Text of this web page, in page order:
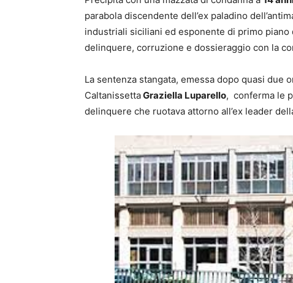
parabola discendente dell’ex paladino
industriali siciliani ed esponente di primo piano
delinquere, corruzione e dossieraggio con la
La sentenza stangata, emessa dopo quasi due
CaltanissettaGraziella Luparello, conferma le
delinquere che ruotava attorno all’ex leader